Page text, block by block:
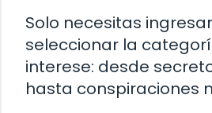
Solo necesitas
seleccionar la
interese: desde
hasta conspiraciones